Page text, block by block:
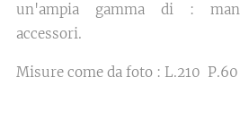
un'ampia gamma di :
accessori.
Misure come da foto : L.210